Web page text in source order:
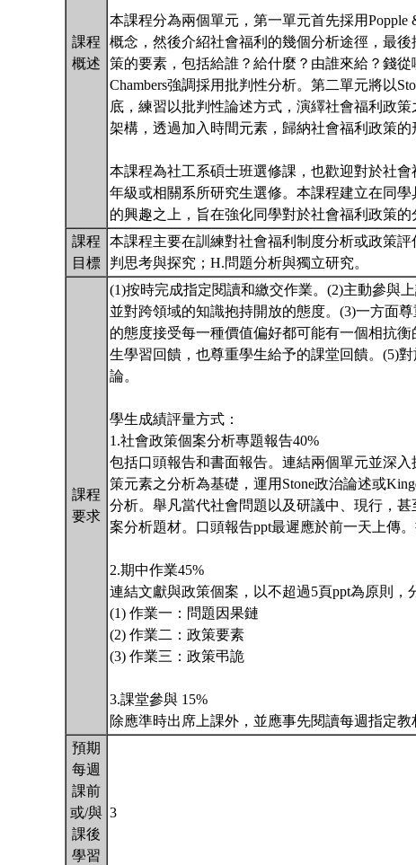
課程
概述
本課程分為兩個單元，第一單元首先採用
概念，然後介紹社會福利的幾個分析途徑，最後
策的要素，包括給誰？給什麼？由誰來給？錢
Chambers強調採用批判性分析。第二單元將以
底，練習以批判性論述方式，演繹社會福利政
架構，透過加入時間元素，歸納社會福利政策的
本課程為社工系碩士班選修課，也歡迎對於社
年級或相關系所研究生選修。本課程建立在同
的興趣之上，旨在強化同學對於社會福利政策的
課程
目標
本課程主要在訓練對社會福利制度分析或政策
判思考與探究；H.問題分析與獨立研究。
課程
要求
(1)按時完成指定閱讀和繳交作業。(2)主動參與
並對跨領域的知識抱持開放的態度。(3)一方面
的態度接受每一種價值偏好都可能有一個相抗
生學習回饋，也尊重學生給予的課堂回饋。(5)
論。
學生成績評量方式：
1.社會政策個案分析專題報告40%
包括口頭報告和書面報告。連結兩個單元並深
策元素之分析為基礎，運用Stone政治論述或
分析。舉凡當代社會問題以及研議中、現行，
案分析題材。口頭報告ppt最遲應於前一天上傳
2.期中作業45%
連結文獻與政策個案，以不超過5頁ppt為原則，
(1) 作業一：問題因果鏈
(2) 作業二：政策要素
(3) 作業三：政策弔詭
3.課堂參與 15%
除應準時出席上課外，並應事先閱讀每週指定教
預期
每週
課前
或/與
課後
學習
3